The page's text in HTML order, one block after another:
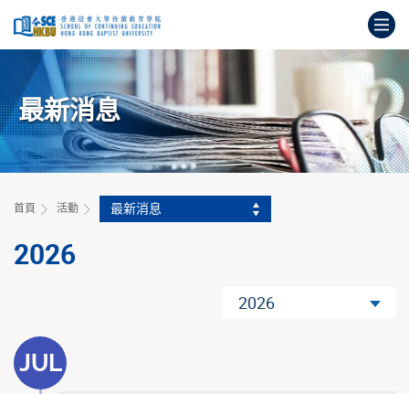
容
打
要
內
容
最新消息
首頁 活動 最新消息
2026
2026
JUL